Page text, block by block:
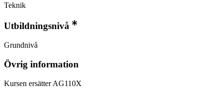
Teknik
Utbildningsnivå
Grundnivå
Övrig information
Kursen ersätter AG110X